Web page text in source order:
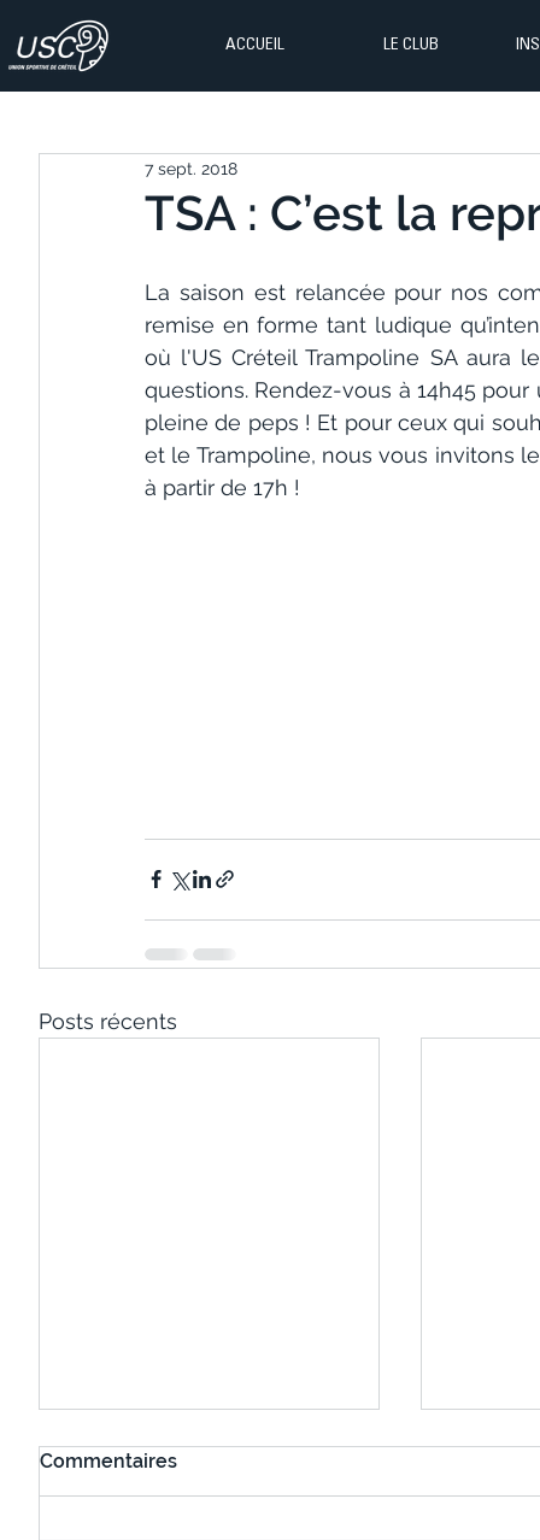
ACCUEIL LE CLUB
TSA : C’est la
7 sept. 2018
La saison est relancée pour nos
remise en forme tant ludique
où l'US Créteil Trampoline SA aura
questions. Rendez-vous à 14h45
pleine de peps ! Et pour ceux qui
et le Trampoline, nous vous invitons
à partir de 17h !
Posts récents
Commentaires